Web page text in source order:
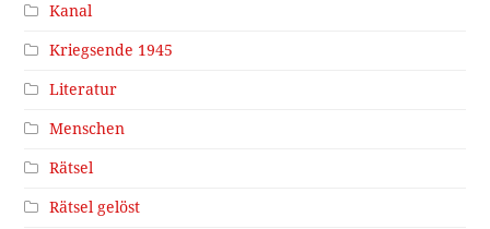
Kanal
Kriegsende 1945
Literatur
Menschen
Rätsel
Rätsel gelöst